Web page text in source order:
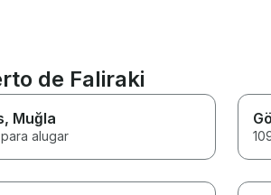
de Faliraki
, Muğla
alugar